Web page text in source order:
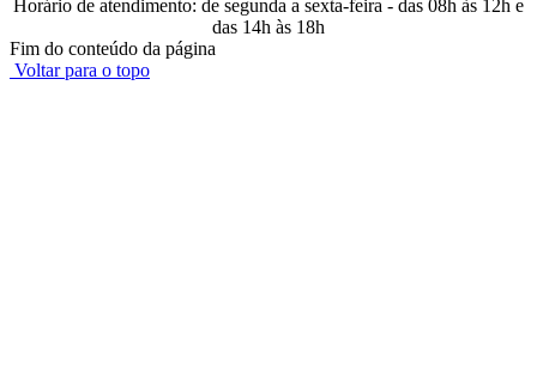
Horário de atendimento: de segunda a sexta-feira - das 08h às 12h e
das 14h às 18h
Fim do conteúdo da página
Voltar para o topo